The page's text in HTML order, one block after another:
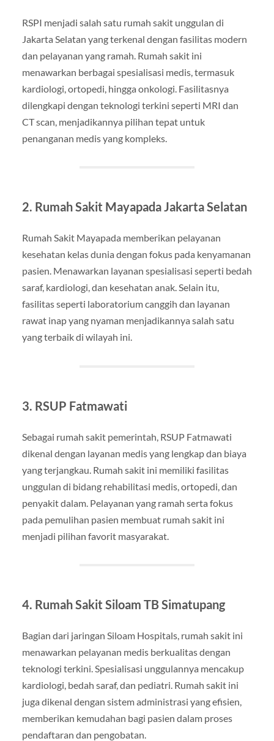
RSPI menjadi salah satu rumah sakit unggulan di
Jakarta Selatan yang terkenal dengan fasilitas modern
dan pelayanan yang ramah. Rumah sakit ini
menawarkan berbagai spesialisasi medis, termasuk
kardiologi, ortopedi, hingga onkologi. Fasilitasnya
dilengkapi dengan teknologi terkini seperti MRI dan
CT scan, menjadikannya pilihan tepat untuk
penanganan medis yang kompleks.
2. Rumah Sakit Mayapada Jakarta Selatan
Rumah Sakit Mayapada memberikan pelayanan
kesehatan kelas dunia dengan fokus pada kenyamanan
pasien. Menawarkan layanan spesialisasi seperti bedah
saraf, kardiologi, dan kesehatan anak. Selain itu,
fasilitas seperti laboratorium canggih dan layanan
rawat inap yang nyaman menjadikannya salah satu
yang terbaik di wilayah ini.
3. RSUP Fatmawati
Sebagai rumah sakit pemerintah, RSUP Fatmawati
dikenal dengan layanan medis yang lengkap dan biaya
yang terjangkau. Rumah sakit ini memiliki fasilitas
unggulan di bidang rehabilitasi medis, ortopedi, dan
penyakit dalam. Pelayanan yang ramah serta fokus
pada pemulihan pasien membuat rumah sakit ini
menjadi pilihan favorit masyarakat.
4. Rumah Sakit Siloam TB Simatupang
Bagian dari jaringan Siloam Hospitals, rumah sakit ini
menawarkan pelayanan medis berkualitas dengan
teknologi terkini. Spesialisasi unggulannya mencakup
kardiologi, bedah saraf, dan pediatri. Rumah sakit ini
juga dikenal dengan sistem administrasi yang efisien,
memberikan kemudahan bagi pasien dalam proses
pendaftaran dan pengobatan.